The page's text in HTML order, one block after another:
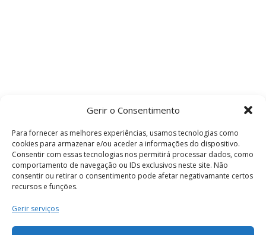
Gerir o Consentimento
Para fornecer as melhores experiências, usamos tecnologias como
cookies para armazenar e/ou aceder a informações do dispositivo.
Consentir com essas tecnologias nos permitirá processar dados, como
comportamento de navegação ou IDs exclusivos neste site. Não
consentir ou retirar o consentimento pode afetar negativamante certos
recursos e funções.
Gerir serviços
Termos e Condições